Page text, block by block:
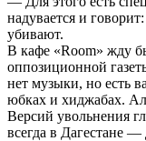
надувается и
убивают.
В кафе «Room» жду
оппозиционной
нет музыки, но есть
юбках и хиджабах.
Версий увольнения
всегда в Дагестане